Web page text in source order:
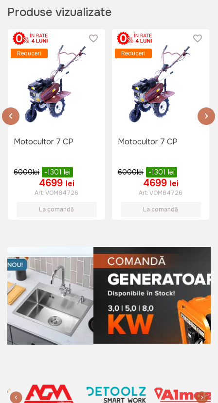
Produse vizualizate
Reduceri
Motocultor 7 CP
6000lei -1301 lei
4699 lei
Art:VOM84726
La comandă
Reduceri
Motocultor 7 CP
6000lei -1301 lei
4699 lei
Art:VOM84726
La comandă